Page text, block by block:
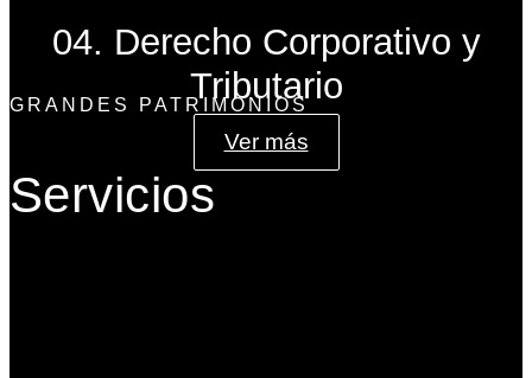
04. Derecho Corporativo y
Tributario
Ver más
GRANDES PATRIMONIOS
Servicios